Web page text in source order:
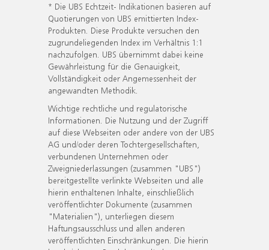
* Die UBS Echtzeit- Indikationen basieren auf
Quotierungen von UBS emittierten Index-
Produkten. Diese Produkte versuchen den
zugrundeliegenden Index im Verhältnis 1:1
nachzufolgen. UBS übernimmt dabei keine
Gewährleistung für die Genauigkeit,
Vollständigkeit oder Angemessenheit der
angewandten Methodik.
Wichtige rechtliche und regulatorische
Informationen. Die Nutzung und der Zugriff
auf diese Webseiten oder andere von der UBS
AG und/oder deren Tochtergesellschaften,
verbundenen Unternehmen oder
Zweigniederlassungen (zusammen "UBS")
bereitgestellte verlinkte Webseiten und alle
hierin enthaltenen Inhalte, einschließlich
veröffentlichter Dokumente (zusammen
"Materialien"), unterliegen diesem
Haftungsausschluss und allen anderen
veröffentlichten Einschränkungen. Die hierin